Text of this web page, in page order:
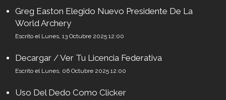
Greg Easton Elegido Nuevo Presidente De La
World Archery
Escrito el Lunes, 13 Octubre 2025 12:00
Decargar / Ver Tu Licencia Federativa
Escrito el Lunes, 06 Octubre 2025 12:00
Uso Del Dedo Como Clicker